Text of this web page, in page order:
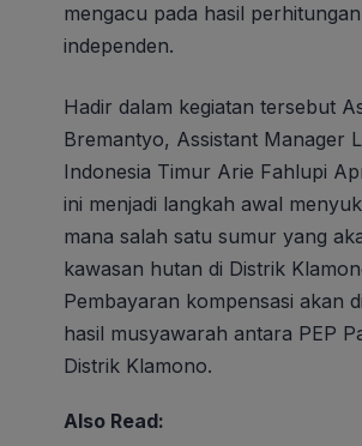
mengacu pada hasil
independen.
Hadir dalam kegiatan tersebut
Bremantyo, Assistant Manager
Indonesia Timur Arie Fahlupi
ini menjadi langkah awal
mana salah satu sumur yang
kawasan hutan di Distrik
Pembayaran kompensasi akan
hasil musyawarah antara PEP
Distrik Klamono.
Also Read: